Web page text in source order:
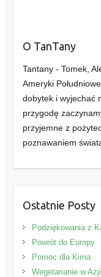
O TanTany
Tantany - Tomek,
Ameryki
dobytek i wyjechać
przygodę
przyjemne z
poznawaniem
Ostatnie Posty
Podziękowania z
Powrót do Europy
Pomoc dla Kima
Wegetarianie w